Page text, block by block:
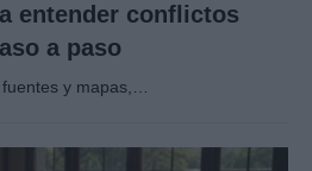
entender conflictos
a paso
y mapas,…